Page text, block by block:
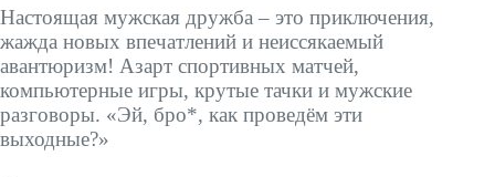
Настоящая мужская дружба – это приключения,
жажда новых впечатлений и неиссякаемый
авантюризм! Азарт спортивных матчей,
компьютерные игры, крутые тачки и мужские
разговоры. «Эй, бро*, как проведём эти
выходные?»